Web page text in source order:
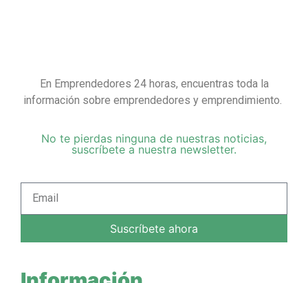
En Emprendedores 24 horas, encuentras toda la
información sobre emprendedores y emprendimiento.
No te pierdas ninguna de nuestras noticias,
suscríbete a nuestra newsletter.
Suscríbete ahora